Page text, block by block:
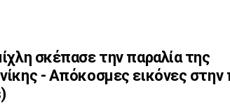
σκέπασε την παραλία της
- Απόκοσμες εικόνες στην